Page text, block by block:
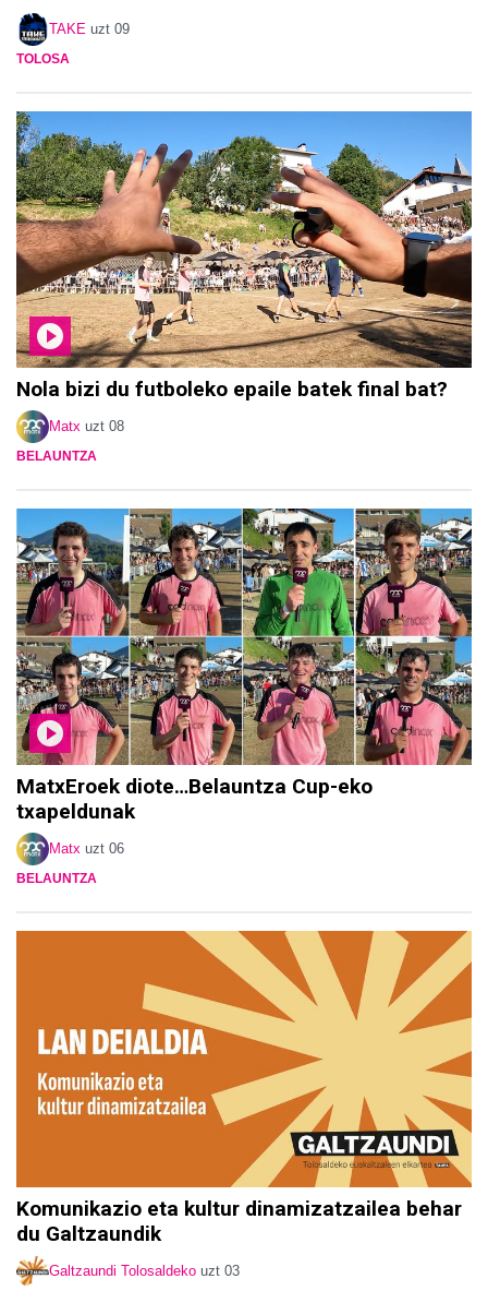
TAKE uzt 09
TOLOSA
Nola bizi du futboleko epaile batek final bat?
Matx uzt 08
BELAUNTZA
MatxEroek diote…Belauntza Cup-eko
txapeldunak
Matx uzt 06
BELAUNTZA
Komunikazio eta kultur dinamizatzailea behar
du Galtzaundik
Galtzaundi Tolosaldeko uzt 03